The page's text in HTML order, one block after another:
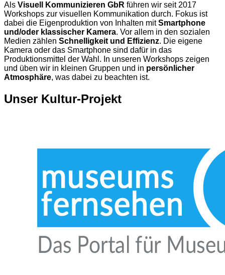
Als Visuell Kommunizieren GbR führen wir seit 2017
Workshops zur visuellen Kommunikation durch. Fokus ist
dabei die Eigenproduktion von Inhalten mitSmartphone
und/oder klassischer Kamera. Vor allem in den sozialen
Medien zählen Schnelligkeit und Effizienz. Die eigene
Kamera oder das Smartphone sind dafür in das
Produktionsmittel der Wahl. In unseren Workshops zeigen
und üben wir in kleinen Gruppen und in persönlicher
Atmosphäre, was dabei zu beachten ist.
Unser Kultur-Projekt